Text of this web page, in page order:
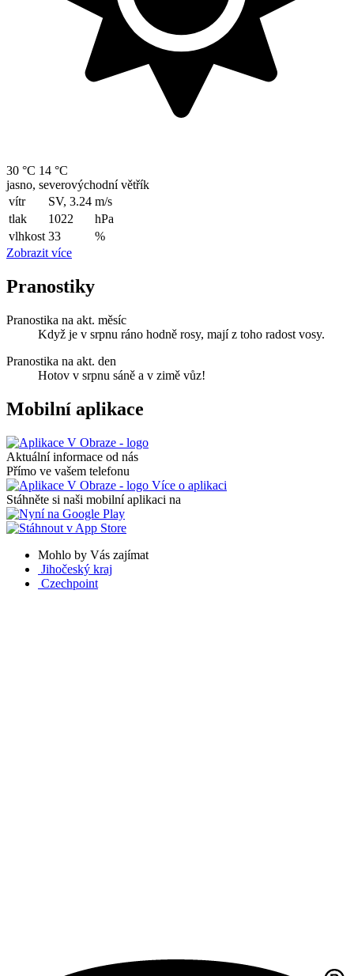
30 °C 14 °C
jasno, severovýchodní větřík
vítr
SV, 3.24 m/s
tlak
1022
hPa
vlhkost 33
%
Zobrazit více
Pranostiky
Pranostika na akt. měsíc
Když je v srpnu ráno hodně rosy, mají z toho radost vosy.
Pranostika na akt. den
Hotov v srpnu sáně a v zimě vůz!
Mobilní aplikace
Aktuální informace od nás
Přímo ve vašem telefonu
Více o aplikaci
Stáhněte si naši mobilní aplikaci na
Mohlo by Vás zajímat
Jihočeský kraj
Czechpoint